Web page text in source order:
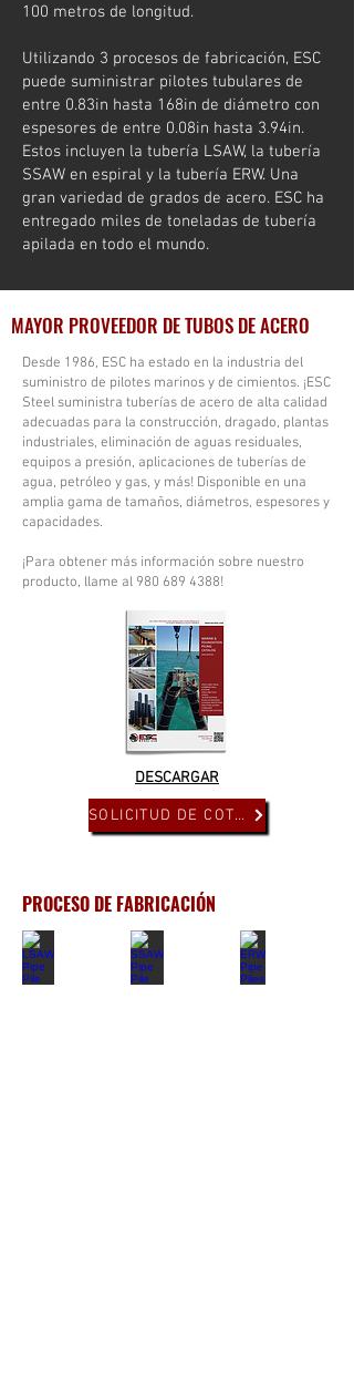
100 metros de longitud.
Utilizando 3 procesos de fabricación, ESC
puede suministrar pilotes tubulares de
entre 0.83in hasta 168in de diámetro con
espesores de entre 0.08in hasta 3.94in.
Estos incluyen la tubería LSAW, la tubería
SSAW en espiral y la tubería ERW. Una
gran variedad de grados de acero. ESC ha
entregado miles de toneladas de tubería
apilada en todo el mundo.
MAYOR PROVEEDOR DE TUBOS DE ACERO
Desde 1986, ESC ha estado en la industria del
suministro de pilotes marinos y de cimientos. ¡ESC
Steel suministra tuberías de acero de alta calidad
adecuadas para la construcción, dragado, plantas
industriales, eliminación de aguas residuales,
equipos a presión, aplicaciones de tuberías de
agua, petróleo y gas, y más! Disponible en una
amplia gama de tamaños, diámetros, espesores y
capacidades.
¡Para obtener más información sobre nuestro
producto, llame al 980 689 4388!
DESCARGAR
SOLICITUD DE COTIZACIÓN
PROCESO DE FABRICACIÓN